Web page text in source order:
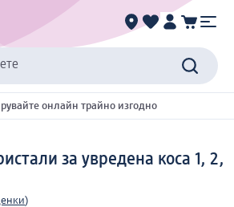
онлайн трайно изгодно
за увредена коса 1, 2,
)